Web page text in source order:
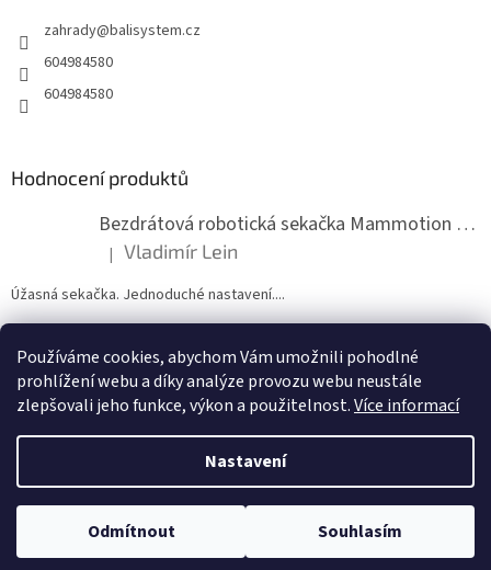
Používáme cookies, abychom Vám umožnili pohodlné
prohlížení webu a díky analýze provozu webu neustále
zlepšovali jeho funkce, výkon a použitelnost.Více informací
Nastavení
Odmítnout Souhlasím
zahrady@balisystem.cz
604984580
604984580
Hodnocení produktů
Bezdrátová robotická sekačka Mammotion LUBA mini 2 1500
Hodnocení produktu je 5 z 5 hvězdiček.
| Vladimír Lein
Úžasná sekačka. Jednoduché nastavení....
ZDE NÁM MŮŽETE VLOŽIT HODNOCENÍ
Vytvořil Shoptet
Copyright 2026zahradymorava.cz . Všechna práva vyhrazena.